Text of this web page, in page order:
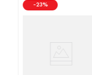
-23 %